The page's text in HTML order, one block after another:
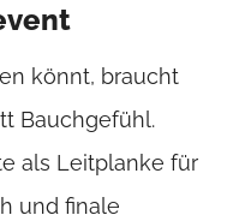
könnt, braucht
Bauchgefühl.
als Leitplanke für
und finale